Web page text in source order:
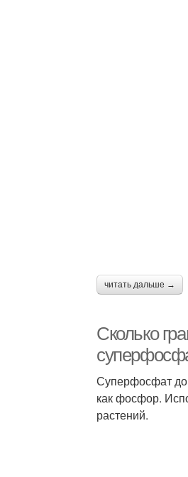
читать дальше →
Сколько
Суперфосфат
как фосфор.
растений.